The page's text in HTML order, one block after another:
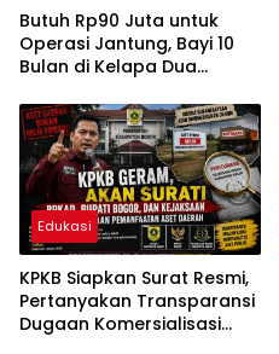
Butuh Rp90 Juta untuk
Operasi Jantung, Bayi 10
Bulan di Kelapa Dua
Melawan PJB
Edukasi
KPKB Siapkan Surat Resmi,
Pertanyakan Transparansi
Dugaan Komersialisasi